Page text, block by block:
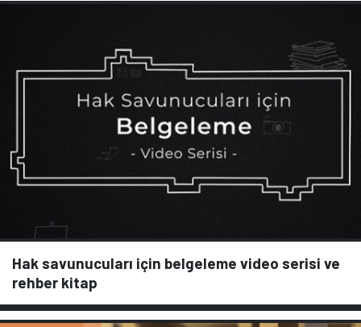
Hak savunucuları için belgeleme video serisi ve
rehber kitap